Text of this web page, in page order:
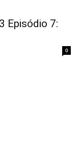
Episódio 7:
0